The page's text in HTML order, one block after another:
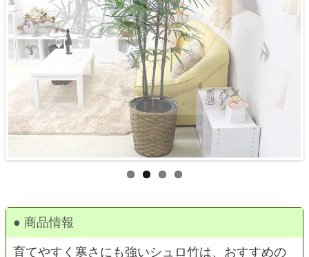
● 商品情報
育てやすく寒さにも強いシュロ竹は、おすすめの